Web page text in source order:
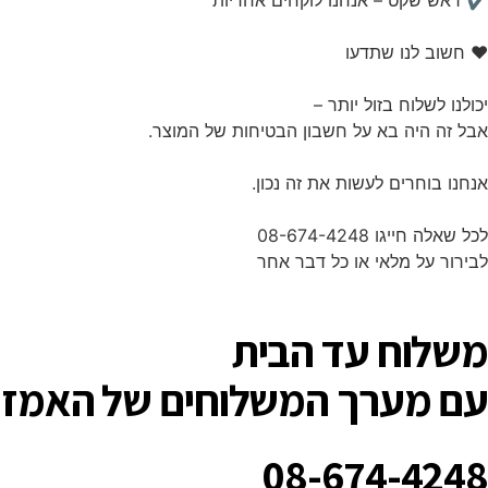
❤️ חשוב לנו שתדעו
יכולנו לשלוח בזול יותר –
אבל זה היה בא על חשבון הבטיחות של המוצר.
אנחנו בוחרים לעשות את זה נכון.
לכל שאלה חייגו 08-674-4248
לבירור על מלאי או כל דבר אחר
משלוח עד הבית
עם מערך המשלוחים של
08-674-4248